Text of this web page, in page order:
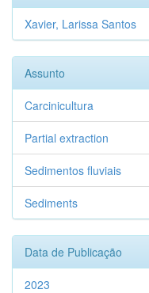
Xavier, Larissa Santos
Assunto
Carcinicultura
Partial extraction
Sedimentos fluviais
Sediments
Data de Publicação
2023